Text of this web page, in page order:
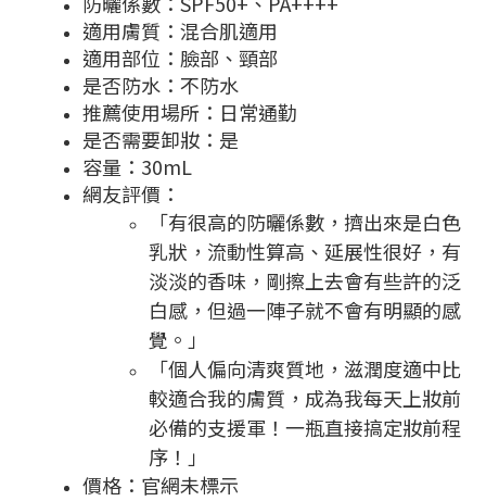
適用膚質：混合肌適用
適用部位：臉部、頸部
是否防水：不防水
推薦使用場所：日常通勤
是否需要卸妝：是
容量：30mL
網友評價：
「有很高的防曬係數，擠出來是白色
乳狀，流動性算高、延展性很好，有
淡淡的香味，剛擦上去會有些許的泛
白感，但過一陣子就不會有明顯的感
覺。」
「個人偏向清爽質地，滋潤度適中比
較適合我的膚質，成為我每天上妝前
必備的支援軍！一瓶直接搞定妝前程
序！」
價格：官網未標示